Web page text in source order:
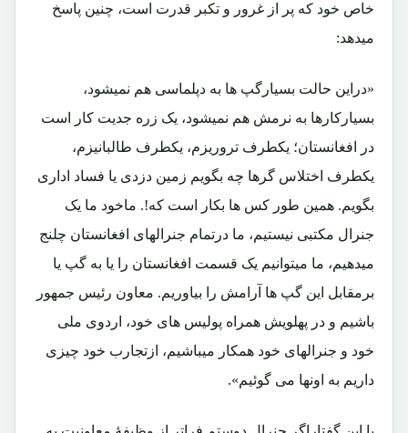
خاص خود که پر از غرور و تکبر قدرت است، چنین پاسخ
میدهد:
«دراین حالت بسیارگپ ها به دپلماسی هم نمیشود،
بسیارکارها به نرمش هم نمیشود، یک زره جدیت کار است
در افغانستان؛ یکطرف تروریزم، یکطرف طالبانیزم،
یکطرف اختلاس گرها چه بگویم زمین دزدی یا فساد اداری
بگویم. همین طور کس ها بکار است که!. ماخود ما یک
جنرال مکتبی نیستیم، ما درتمام جنرالهای افغانستان چلنج
میدهیم، ما میتوانیم یک قسمت افغانستان را یا به گپ یا
برمقابل این گپ ها آرامش را بیاوریم. معاون رئیس جمهور
باشیم و در پهلویش همراه پولیس های خود، اردوی ملی
خود و جنرالهای خود همکار میباشیم، ازتجارب خود چیزی
داریم به اونها می گوئیم».